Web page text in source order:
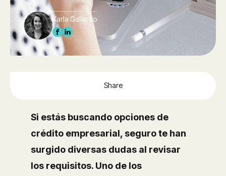
Karla Gallardo
Share
Si estás buscando opciones de
crédito empresarial, seguro te han
surgido diversas dudas al revisar
los requisitos. Uno de los